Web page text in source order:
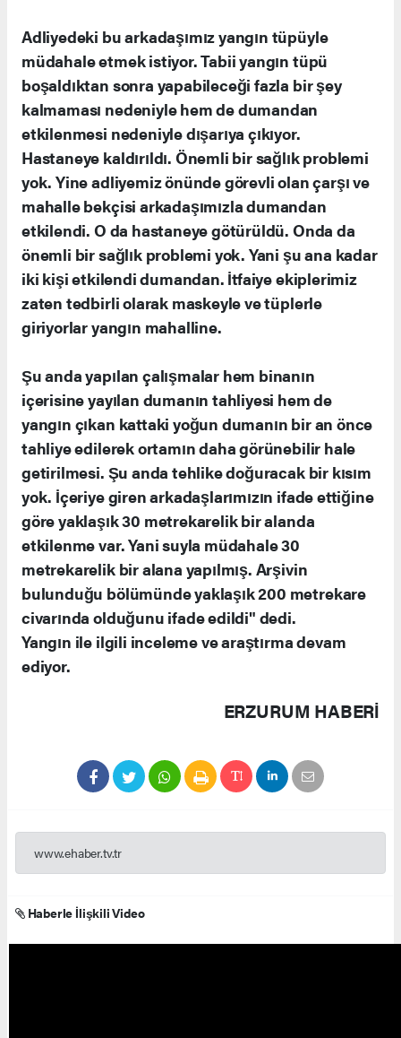
Adliyedeki bu arkadaşımız yangın tüpüyle
müdahale etmek istiyor. Tabii yangın tüpü
boşaldıktan sonra yapabileceği fazla bir şey
kalmaması nedeniyle hem de dumandan
etkilenmesi nedeniyle dışarıya çıkıyor.
Hastaneye kaldırıldı. Önemli bir sağlık problemi
yok. Yine adliyemiz önünde görevli olan çarşı ve
mahalle bekçisi arkadaşımızla dumandan
etkilendi. O da hastaneye götürüldü. Onda da
önemli bir sağlık problemi yok. Yani şu ana kadar
iki kişi etkilendi dumandan. İtfaiye ekiplerimiz
zaten tedbirli olarak maskeyle ve tüplerle
giriyorlar yangın mahalline.
Şu anda yapılan çalışmalar hem binanın
içerisine yayılan dumanın tahliyesi hem de
yangın çıkan kattaki yoğun dumanın bir an önce
tahliye edilerek ortamın daha görünebilir hale
getirilmesi. Şu anda tehlike doğuracak bir kısım
yok. İçeriye giren arkadaşlarımızın ifade ettiğine
göre yaklaşık 30 metrekarelik bir alanda
etkilenme var. Yani suyla müdahale 30
metrekarelik bir alana yapılmış. Arşivin
bulunduğu bölümünde yaklaşık 200 metrekare
civarında olduğunu ifade edildi" dedi.
Yangın ile ilgili inceleme ve araştırma devam
ediyor.
ERZURUM HABERİ
www.ehaber.tv.tr
Haberle İlişkili Video